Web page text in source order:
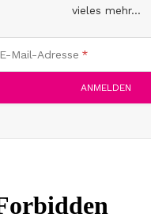
vieles mehr...
E-Mail-Adresse